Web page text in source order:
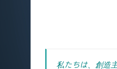
私たちは、創造